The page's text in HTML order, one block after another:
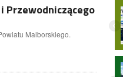
Przewodniczącego
Malborskiego.